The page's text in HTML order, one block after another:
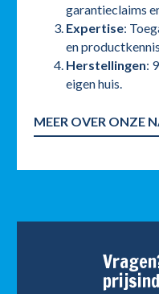
garantieclaims
Expertise:
en
Herstellingen:
eigen huis.
MEER OVER ONZE